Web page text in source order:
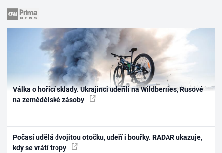
Válka o hořící sklady. Ukrajinci udeřili na Wildberries, Rusové
na zemědělské zásoby
Počasí udělá dvojitou otočku, udeří i bouřky. RADAR ukazuje,
kdy se vrátí tropy